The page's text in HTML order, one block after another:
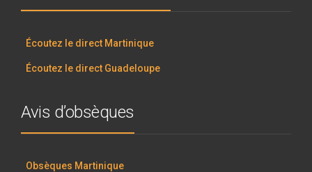
Écoutez le direct Martinique
Écoutez le direct Guadeloupe
Avis d’obsèques
Obsèques Martinique